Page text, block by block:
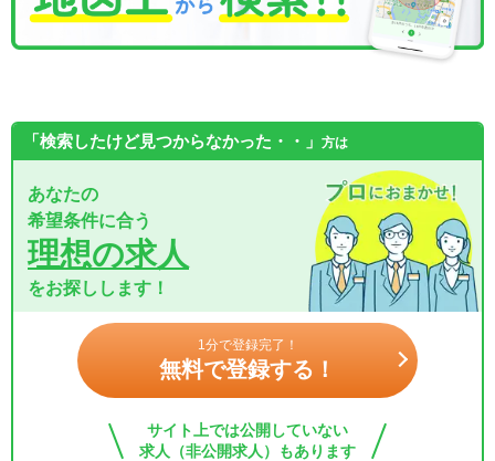
「検索したけど見つからなかった・・」 方は
あなたの
希望条件に合う
理想の求人
をお探しします！
1分で登録完了！
無料で登録する！
サイト上では公開していない
求人（非公開求人）もあります